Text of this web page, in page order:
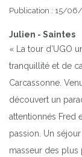
Publication : 15/
Julien - Saintes
« La tour d’UGO
tranquillité et de
Carcassonne.
découvert un
attentionnés Fred
passion. Un
masseur des